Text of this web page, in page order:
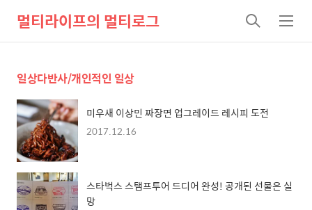
멀티라이프의 멀티로그
검
색
메
뉴
일상다반사/개인적인 일상
미우새 이상민 짜장면 업그레이드 레시피 도전
2017.12.16
스타벅스 스탬프투어 드디어 완성! 공개된 선물은 실
망